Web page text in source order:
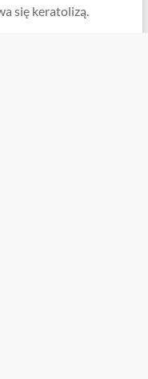
się keratolizą.